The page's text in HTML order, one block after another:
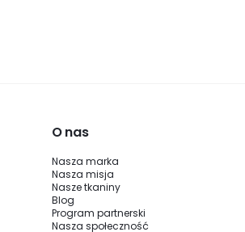
O nas
Nasza marka
Nasza misja
Nasze tkaniny
Blog
Program partnerski
Nasza społeczność